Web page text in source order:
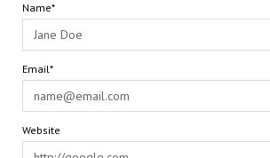
Name*
Email*
Website